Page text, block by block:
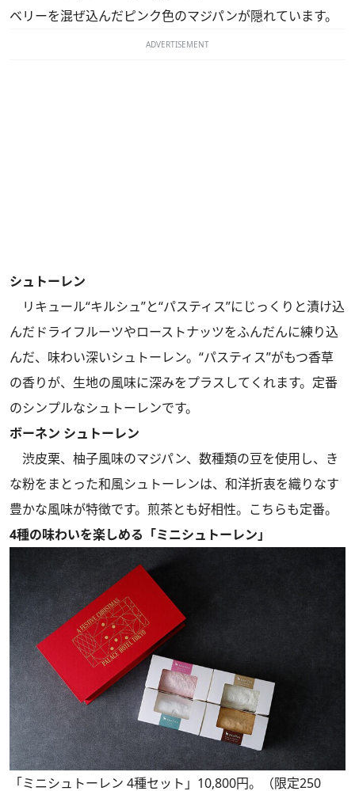
ベリーを混ぜ込んだピンク色のマジパンが隠れています。
ADVERTISEMENT
シュトーレン
リキュール“キルシュ”と“パスティス”にじっくりと漬け込
んだドライフルーツやローストナッツをふんだんに練り込
んだ、味わい深いシュトーレン。“パスティス”がもつ香草
の香りが、生地の風味に深みをプラスしてくれます。定番
のシンプルなシュトーレンです。
ボーネン シュトーレン
渋皮栗、柚子風味のマジパン、数種類の豆を使用し、き
な粉をまとった和風シュトーレンは、和洋折衷を織りなす
豊かな風味が特徴です。煎茶とも好相性。こちらも定番。
4種の味わいを楽しめる「ミニシュトーレン」
「ミニシュトーレン 4種セット」10,800円。（限定250